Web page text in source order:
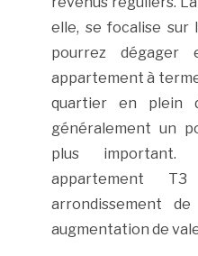
elle, se focalise sur
pourrez dégager
appartement à
quartier en plein
généralement un
plus important.
appartement
arrondissement
augmentation de